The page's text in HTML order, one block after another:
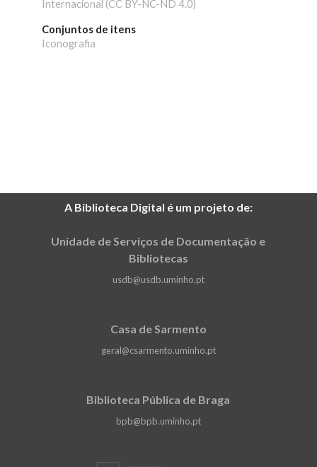
Internacional (CC BY-NC-ND 4.0)
Conjuntos de itens
Iconografia
A Biblioteca Digital é um projeto de:
Unidade de Serviços de Documentação e
Bibliotecas
usdb@usdb.uminho.pt
Casa de Sarmento
geral@csarmento.uminho.pt
Biblioteca Pública de Braga
bpb@bpb.uminho.pt